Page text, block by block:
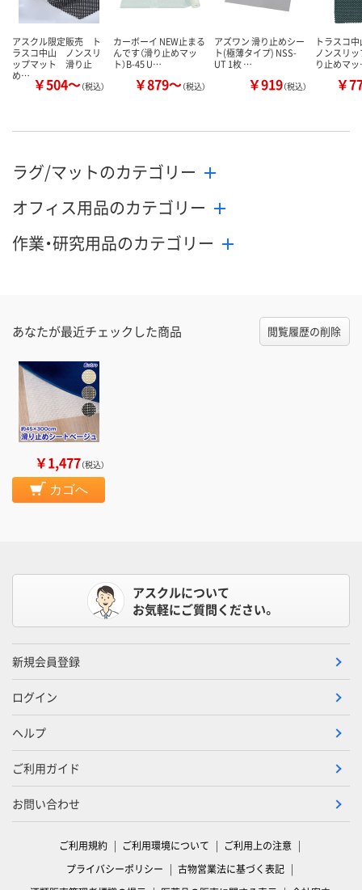
アスクル限定販売 ト
ラスコ中山 ノンスリ
ップマット 滑り止
め… ￥504～（税込）
カーボーイ NEW止まる
んです（滑り止めマッ
ト）B-45 U…
￥879～（税込）
アズワン 滑り止めシー
ト(極薄タイプ) NSS-
UT 1枚 …
￥919（税込）
トラスコ
ノンスリッ
り止めマ
￥
ラグ/マットのカテゴリー
オフィス用品のカテゴリー
作業・研究用品のカテゴリー
あなたが最近チェックした商品 閲覧履歴の削除
￥1,477（税込）
カゴへ
アスクルについて
お気軽にご質問ください。
新規会員登録
ログイン
ヘルプ
ご利用ガイド
お問い合わせ
ご利用規約 ご利用環境について
ご利用上の注意
プライバシーポリシー
古物営業法に基づく表記